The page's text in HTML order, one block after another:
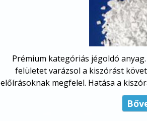
Prémium kategóriás jégoldó
felületet varázsol a kiszórást
előírásoknak megfelel. Hatása a